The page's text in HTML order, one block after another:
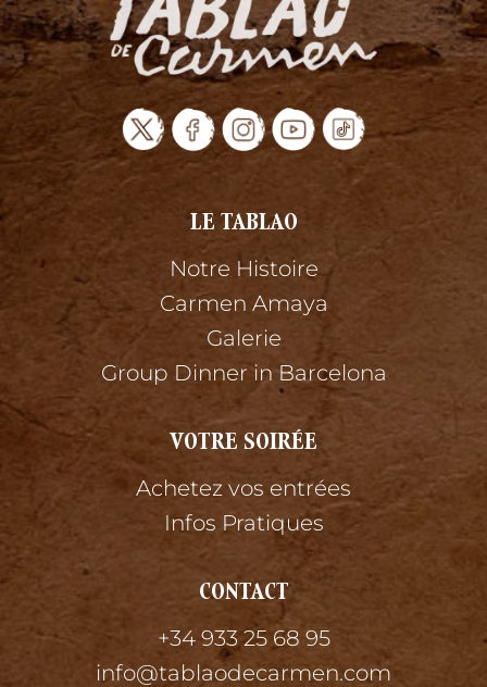
LE TABLAO
Notre Histoire
Carmen Amaya
Galerie
Group Dinner in Barcelona
VOTRE SOIRÉE
Achetez vos entrées
Infos Pratiques
CONTACT
+34 933 25 68 95
info@tablaodecarmen.com